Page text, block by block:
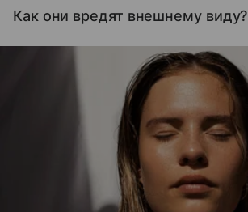
Как они вредят внешнему виду?